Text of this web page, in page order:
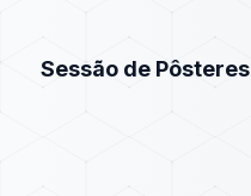
Sessão de Pôsteres